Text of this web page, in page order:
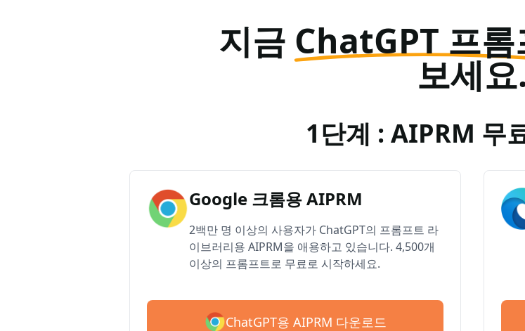
지금 ChatGPT 프롬
보세
1단계 : AIPRM 무
Google 크롬용 AIPRM
2백만 명 이상의 사용자가 ChatGPT의 프롬프트 라
이브러리용 AIPRM을 애용하고 있습니다. 4,500개
이상의 프롬프트로 무료로 시작하세요.
ChatGPT용 AIPRM 다운로드